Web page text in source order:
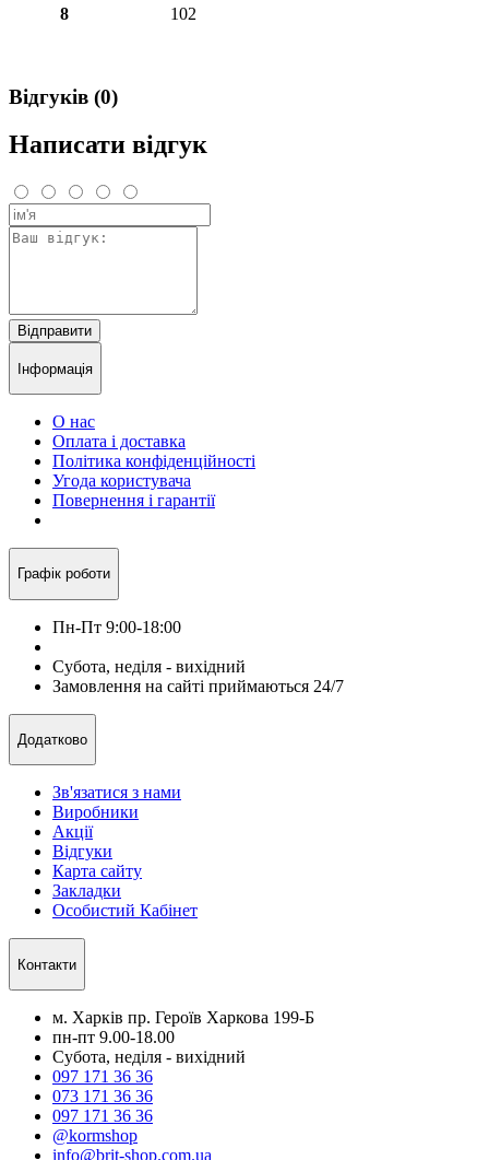
8
102
Відгуків (0)
Написати відгук
Відправити
Інформація
О нас
Оплата і доставка
Політика конфіденційності
Угода користувача
Повернення і гарантії
Графік роботи
Пн-Пт 9:00-18:00
Субота, неділя - вихідний
Замовлення на сайті приймаються 24/7
Додатково
Зв'язатися з нами
Виробники
Акції
Відгуки
Карта сайту
Закладки
Особистий Кабінет
Контакти
м. Харків пр. Героїв Харкова 199-Б
пн-пт 9.00-18.00
Субота, неділя - вихідний
097 171 36 36
073 171 36 36
097 171 36 36
@kormshop
info@brit-shop.com.ua